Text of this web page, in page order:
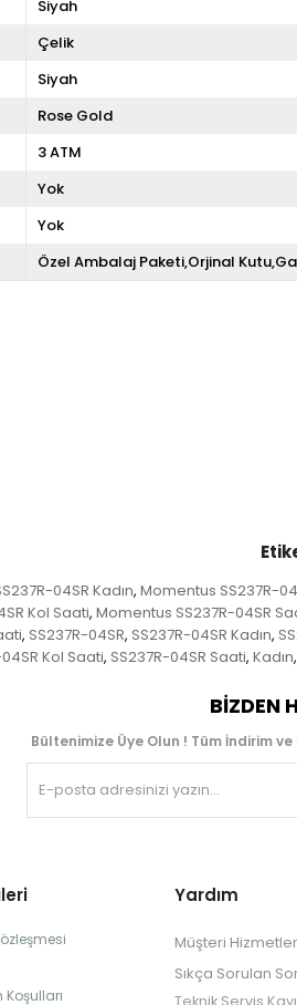
Siyah
Çelik
Siyah
Rose Gold
3 ATM
Yok
Yok
Özel Ambalaj Paketi,Orjinal
04SR Kadın, Momentus SS237R-
Kol Saati, Momentus SS237R-04SR
, SS237R-04SR, SS237R-04SR Kadın,
Kol Saati, SS237R-04SR Saati, Kadın,
BIZDEN
Bültenimize Üye Olun ! Tüm İndirim
Yardım
Müşteri
Sıkça Sorulan